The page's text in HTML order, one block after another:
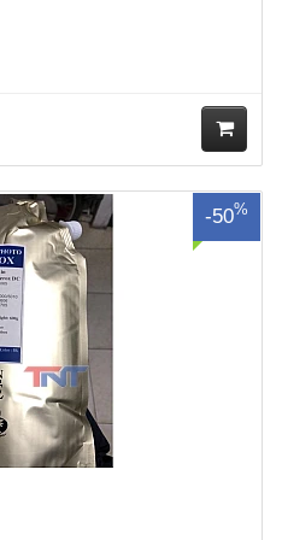
ua
-50%
5335/5330/5325/2060/IV3065..